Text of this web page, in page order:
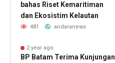
bahas Riset Kemaritiman
dan Ekosistim Kelautan
481 andaranews
2 year ago
BP Batam Terima Kunjungan